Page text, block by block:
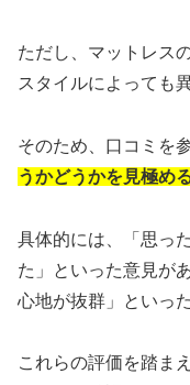
ただし、マットレス
スタイルによっても
そのため、口コミを
うかどうかを見極め
具体的には、「思っ
た」といった意見が
心地が抜群」といっ
これらの評価を踏ま